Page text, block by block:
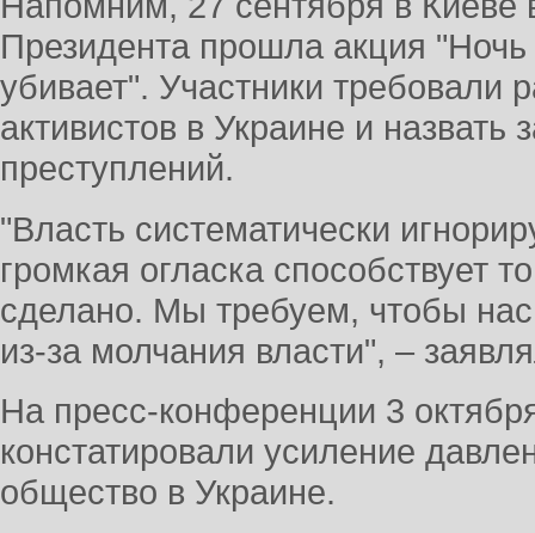
Президента прошла акция
убивает". Участники требовали
активистов в Украине и назвать
преступлений.
"Власть систематически
громкая огласка способствует
сделано. Мы требуем, чтобы
из-за молчания власти", –
На пресс-конференции 3
констатировали усиление
общество в Украине.